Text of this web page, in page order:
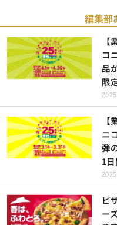
編集部
コ
品
限
ニ
弾
1日
ピ
ー